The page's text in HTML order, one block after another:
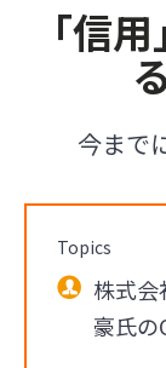
「信
今まで
Topics
株式
豪氏の